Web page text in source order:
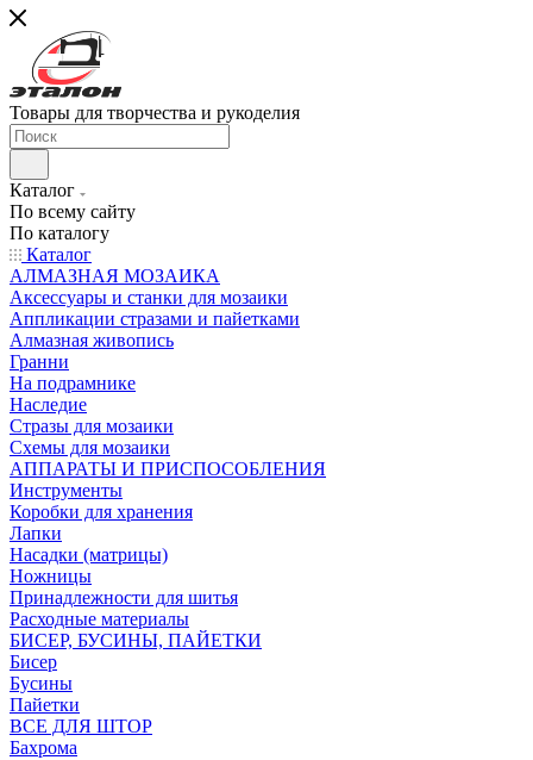
Товары для творчества и рукоделия
Каталог
По всему сайту
По каталогу
Каталог
АЛМАЗНАЯ МОЗАИКА
Аксессуары и станки для мозаики
Аппликации стразами и пайетками
Алмазная живопись
Гранни
На подрамнике
Наследие
Стразы для мозаики
Схемы для мозаики
АППАРАТЫ И ПРИСПОСОБЛЕНИЯ
Инструменты
Коробки для хранения
Лапки
Насадки (матрицы)
Ножницы
Принадлежности для шитья
Расходные материалы
БИСЕР, БУСИНЫ, ПАЙЕТКИ
Бисер
Бусины
Пайетки
ВСЕ ДЛЯ ШТОР
Бахрома